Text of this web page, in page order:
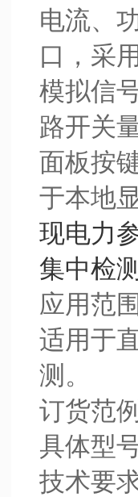
电流、
口，采
模拟信
路开关
面板按
于本地
现电力
集中检
应用范
适用于
测。
订货范
具体型
技术要